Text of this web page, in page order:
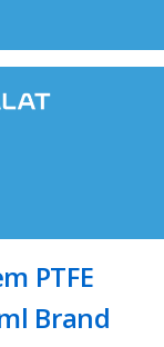
PTFE
Brand